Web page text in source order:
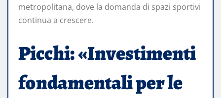
metropolitana, dove la domanda di spazi sportivi
continua a crescere.
Picchi: «Investimenti
fondamentali per le